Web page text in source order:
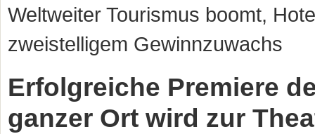
Weltweiter Tourismus boomt,
zweistelligem Gewinnzuwachs
Erfolgreiche Premiere
ganzer Ort wird zur